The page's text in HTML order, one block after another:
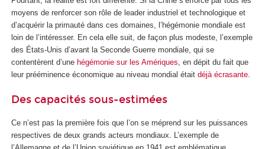
moyens de renforcer son rôle de leader industriel et technologique et
d’acquérir la primauté dans ces domaines, l’hégémonie mondiale est
loin de l’intéresser. En cela elle suit, de façon plus modeste, l’exemple
des États-Unis d’avant la Seconde Guerre mondiale, qui se
contentèrent d’une hégémonie sur les Amériques , en dépit du fait que
leur prééminence économique au niveau mondial était déjà écrasante
Des capacités sous-estimées
Ce n’est pas la première fois que l’on se méprend sur les puissances
respectives de deux grands acteurs mondiaux. L’exemple de